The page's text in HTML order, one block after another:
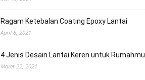
Ragam Ketebalan Coating Epoxy Lantai
April 8, 2021
4 Jenis Desain Lantai Keren untuk Rumahmu
Maret 22, 2021